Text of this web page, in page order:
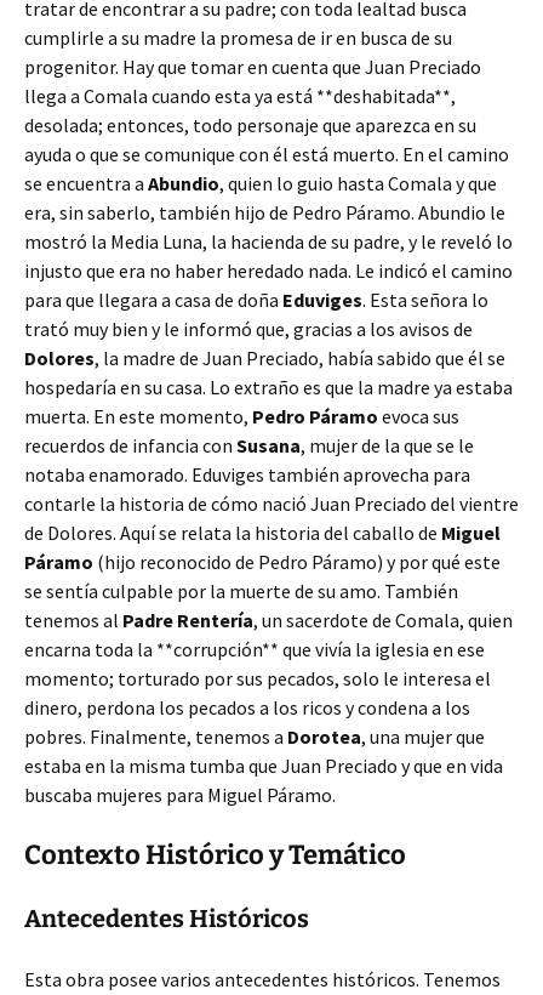
tratar de encontrar a su padre; con toda lealtad busca
cumplirle a su madre la promesa de ir en busca de su
progenitor. Hay que tomar en cuenta que Juan Preciado
llega a Comala cuando esta ya está **deshabitada**,
desolada; entonces, todo personaje que aparezca en su
ayuda o que se comunique con él está muerto. En el camino
se encuentra a Abundio, quien lo guio hasta Comala y que
era, sin saberlo, también hijo de Pedro Páramo. Abundio le
mostró la Media Luna, la hacienda de su padre, y le reveló lo
injusto que era no haber heredado nada. Le indicó el camino
para que llegara a casa de doña Eduviges. Esta señora lo
trató muy bien y le informó que, gracias a los avisos de
Dolores, la madre de Juan Preciado, había sabido que él se
hospedaría en su casa. Lo extraño es que la madre ya estaba
muerta. En este momento, Pedro Páramo evoca sus
recuerdos de infancia con Susana, mujer de la que se le
notaba enamorado. Eduviges también aprovecha para
contarle la historia de cómo nació Juan Preciado del vientre
de Dolores. Aquí se relata la historia del caballo de Miguel
Páramo (hijo reconocido de Pedro Páramo) y por qué este
se sentía culpable por la muerte de su amo. También
tenemos al Padre Rentería, un sacerdote de Comala, quien
encarna toda la **corrupción** que vivía la iglesia en ese
momento; torturado por sus pecados, solo le interesa el
dinero, perdona los pecados a los ricos y condena a los
pobres. Finalmente, tenemos a Dorotea, una mujer que
estaba en la misma tumba que Juan Preciado y que en vida
buscaba mujeres para Miguel Páramo.
Contexto Histórico y Temático
Antecedentes Históricos
Esta obra posee varios antecedentes históricos. Tenemos